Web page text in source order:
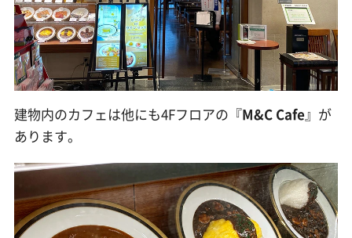
建物内のカフェは他にも4Fフロアの『M&C Cafe』が
あります。